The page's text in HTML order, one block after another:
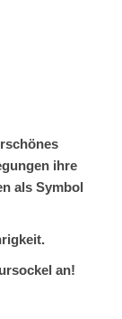
ihre
als Symbol
an!